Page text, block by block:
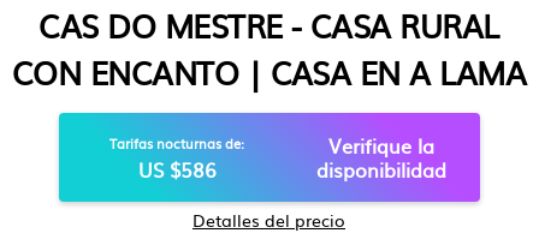
CAS DO MESTRE - CASA RURAL
CON ENCANTO | CASA EN A LAMA
Tarifas nocturnas de:
US $586
Verifique la
disponibilidad
Detalles del precio